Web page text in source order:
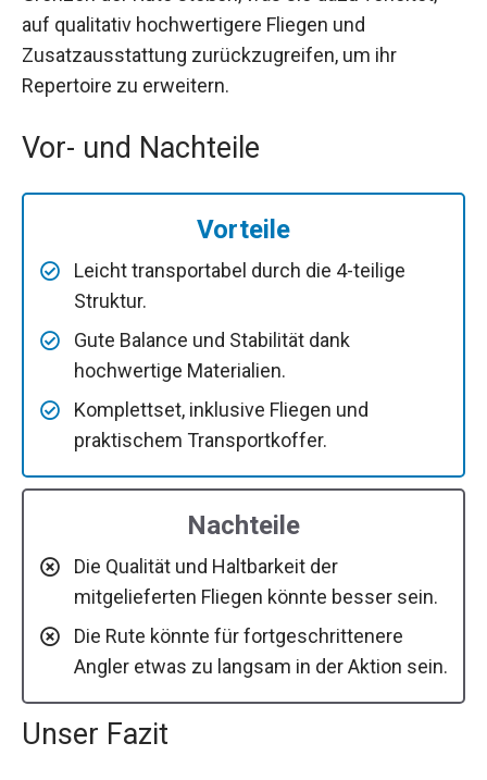
auf qualitativ hochwertigere Fliegen und
Zusatzausstattung zurückzugreifen, um ihr
Repertoire zu erweitern.
Vor- und Nachteile
Vorteile
Leicht transportabel durch die 4-teilige
Struktur.
Gute Balance und Stabilität dank
hochwertige Materialien.
Komplettset, inklusive Fliegen und
praktischem Transportkoffer.
Nachteile
Die Qualität und Haltbarkeit der
mitgelieferten Fliegen könnte besser sein.
Die Rute könnte für fortgeschrittenere
Angler etwas zu langsam in der Aktion sein.
Unser Fazit